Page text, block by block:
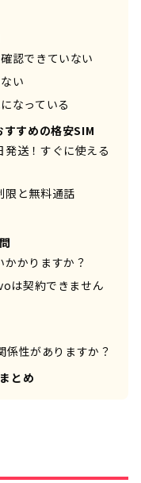
認できていない
い
なっている
すめの格安SIM
送！すぐに使える
限と無料通話
かりますか？
は契約できません
性がありますか？
とめ